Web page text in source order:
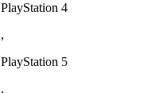
PlayStation 4
,
PlayStation 5
,